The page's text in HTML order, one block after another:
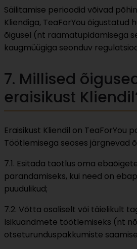
Säilitamise perioodid võivad
Kliendiga, TeaForYou õigustatud
õigusel (nt raamatupidamisega
kaugmüügiga seonduv
7. Millised
eraisikust
Eraisikust Kliendil on TeaForYou
Töötlemisega seoses järgnevad
7.1. Esitada taotlus oma
parandamiseks, kui need on
puudulikud;
7.2. Võtta osaliselt või täielikult
Isikuandmete töötlemiseks (nt
otseturunduspakkumiste